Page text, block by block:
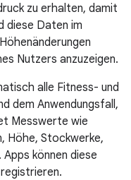
zu erhalten, damit
diese Daten im
Nutzers anzuzeigen.
alle Fitness- und
dem Anwendungsfall,
Messwerte wie
Höhe, Stockwerke,
können diese